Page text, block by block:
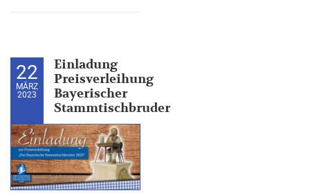
22
MÄRZ
2023
Einladung
Preisverleihung
Bayerischer
Stammtischbruder